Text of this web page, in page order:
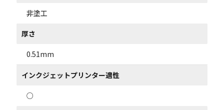
非塗工
厚さ
0.51mm
インクジェットプリンター適性
○